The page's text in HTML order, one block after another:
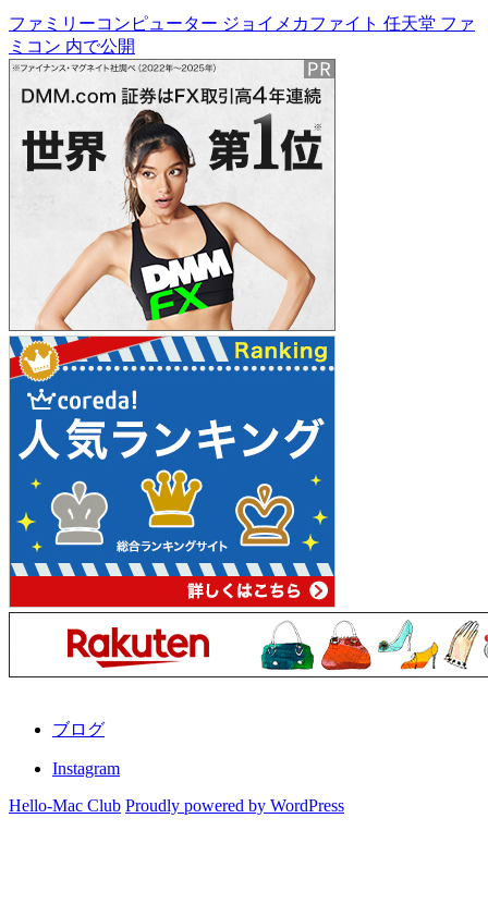
ファミリーコンピューター ジョイメカファイト 任天堂 ファ
ミコン 内で公開
ブログ
Instagram
Hello-Mac Club Proudly powered by WordPress